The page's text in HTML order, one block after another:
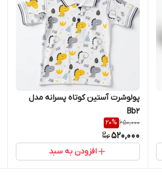
پولوشرت آستین کوتاه پسرانه مدل
Bb2
650,000
20%
520,000
افزودن به سبد